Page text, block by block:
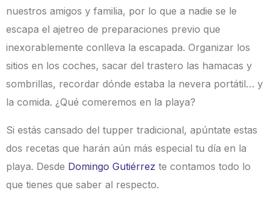
nuestros amigos y familia, por lo que a nadie se le
escapa el ajetreo de preparaciones previo que
inexorablemente conlleva la escapada. Organizar los
sitios en los coches, sacar del trastero las hamacas y
sombrillas, recordar dónde estaba la nevera portátil… y
la comida. ¿Qué comeremos en la playa?
Si estás cansado del tupper tradicional, apúntate estas
dos recetas que harán aún más especial tu día en la
playa. Desde Domingo Gutiérrez te contamos todo lo
que tienes que saber al respecto.